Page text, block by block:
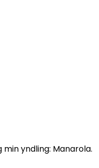
yndling: Manarola.